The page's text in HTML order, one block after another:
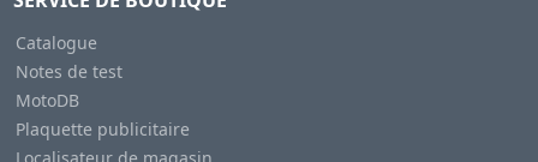
Catalogue
Notes de test
MotoDB
Plaquette publicitaire